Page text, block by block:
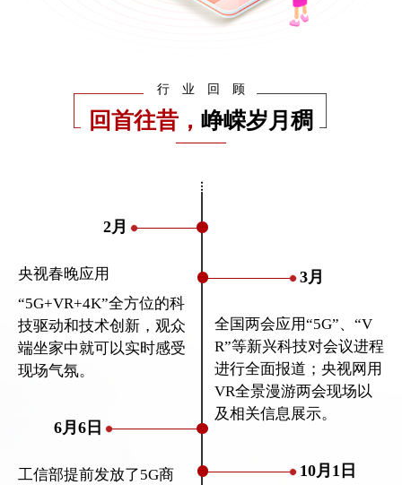
行业回顾
回首往昔， 峥嵘岁月稠
————
2月
央视春晚应用
“5G+VR+4K”全方位的科
技驱动和技术创新，观众
端坐家中就可以实时感受
现场气氛。
6月6日
工信部提前发放了5G商
...
3月
全国两会应用“5G”、“V
R”等新兴科技对会议进程
进行全面报道；央视网用
VR全景漫游两会现场以
及相关信息展示。
10月1日